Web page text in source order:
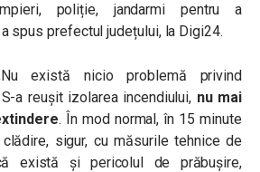
poliție, jandarmi pentru a
a spus prefectul județului, la Digi24.
există nicio problemă privind
a reușit izolarea incendiului, nu mai
. În mod normal, în 15 minute
sigur, cu măsurile tehnice de
există și pericolul de prăbușire,